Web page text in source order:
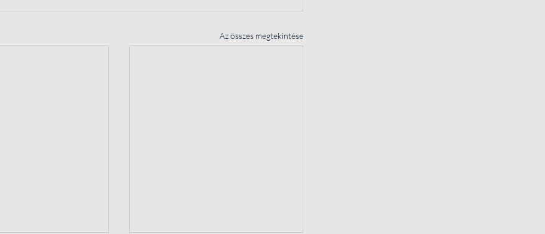
Az összes megtekintése